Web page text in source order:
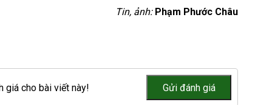
Tin, ảnh: Phạm Phước Châu
giá cho bài viết này!